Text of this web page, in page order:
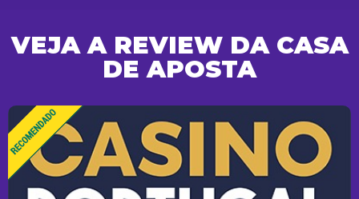
VEJA A REVIEW DA CASA
DE APOSTA